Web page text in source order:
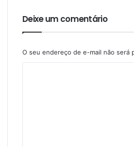
Deixe um comentário
O seu endereço de e-mail não será